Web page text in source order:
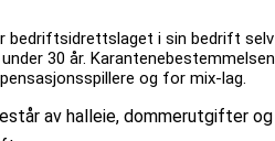
bedriftsidrettslaget i sin bedrift selv
30 år.
og for mix-lag.
av halleie, dommerutgifter og